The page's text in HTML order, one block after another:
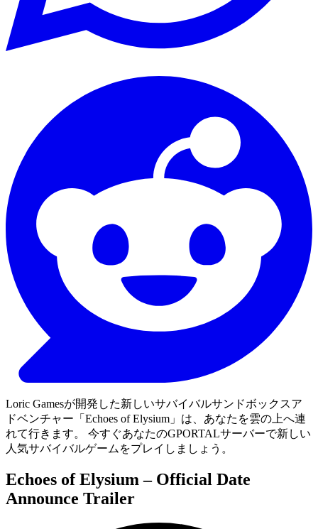
Loric Gamesが開発した新しいサバイバルサンドボックスア
ドベンチャー「Echoes of Elysium」は、あなたを雲の上へ連
れて行きます。 今すぐあなたのGPORTALサーバーで新しい
人気サバイバルゲームをプレイしましょう。
Echoes of Elysium – Official Date
Announce Trailer